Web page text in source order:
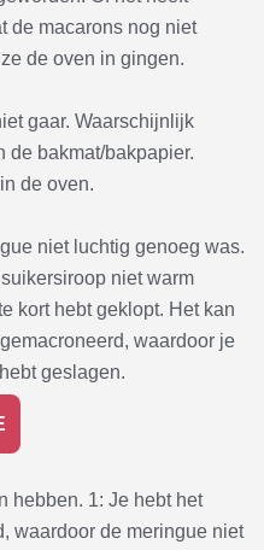
de macarons nog niet
de oven in gingen.
gaar. Waarschijnlijk
de bakmat/bakpapier.
de oven.
niet luchtig genoeg was.
niet warm
kort hebt geklopt. Het kan
waardoor je
geslagen.
hebben. 1: Je hebt het
waardoor de meringue niet